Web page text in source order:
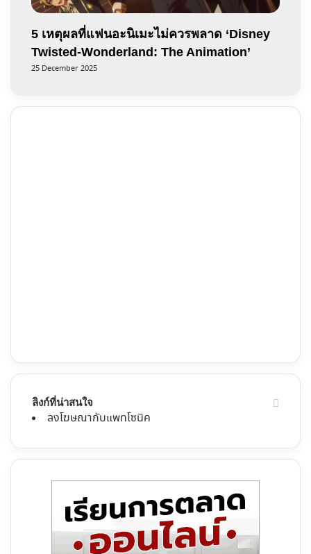
5 เหตุผลที่แฟนอะนิเมะไม่ควรพลาด ‘Disney
Twisted-Wonderland: The Animation’
25 December 2025
ลิงก์ที่น่าสนใจ
ลงโฆษณากับแพทโซนิค